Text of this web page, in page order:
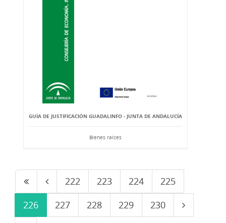
GUÍA DE JUSTIFICACIÓN GUADALINFO - JUNTA DE ANDALUCÍA
Bienes raíces
222 223 224
225
226
227 228 229 230